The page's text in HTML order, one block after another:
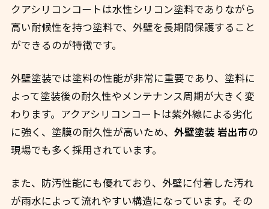
クアシリコンコートは水性シリコン塗料でありながら
高い耐候性を持つ塗料で、外壁を長期間保護すること
ができるのが特徴です。
外壁塗装では塗料の性能が非常に重要であり、塗料に
よって塗装後の耐久性やメンテナンス周期が大きく変
わります。アクアシリコンコートは紫外線による劣化
に強く、塗膜の耐久性が高いため、 外壁塗装 岩出市の
現場でも多く採用されています。
また、防汚性能にも優れており、外壁に付着した汚れ
が雨水によって流れやすい構造になっています。その